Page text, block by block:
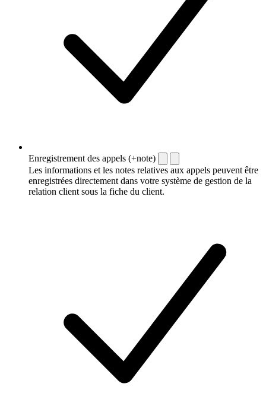
Enregistrement des appels (+note)
Les informations et les notes relatives aux appels peuvent être
enregistrées directement dans votre système de gestion de la
relation client sous la fiche du client.